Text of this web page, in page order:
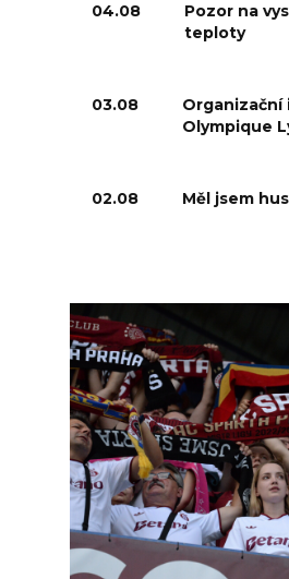
04.08
Pozor na
teploty
03.08
Organizační
Olympique
02.08 Měl jsem